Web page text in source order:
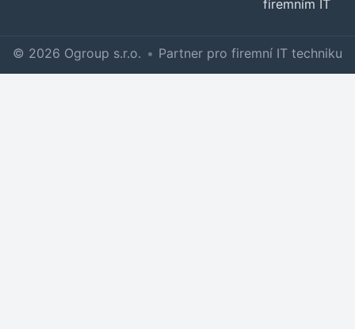
firemním IT
© 2026 Ogroup s.r.o. • Partner pro firemní IT techniku